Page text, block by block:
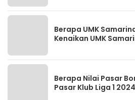
Berapa UMK
Kenaikan UMK
Berapa Nilai Pasar
Pasar Klub Liga 1